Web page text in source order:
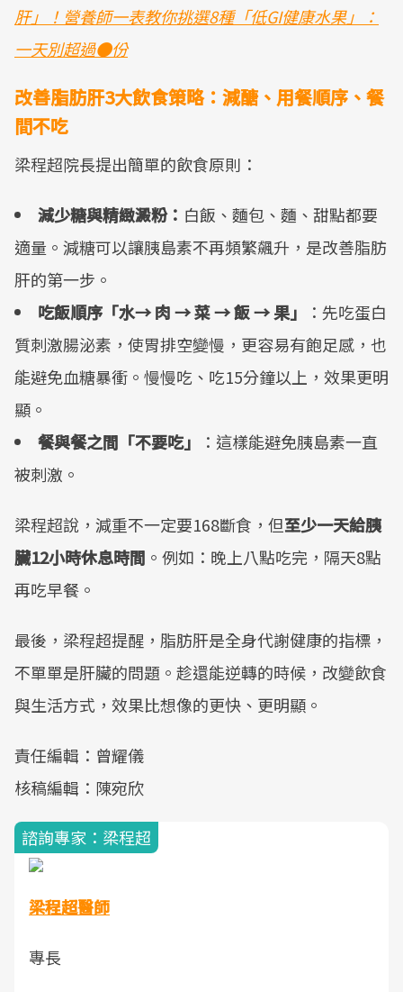
肝」！營養師一表教你挑選8種「低GI健康水果」：
一天別超過●份
改善脂肪肝3大飲食策略：減醣、用餐順序、餐
間不吃
梁程超院長提出簡單的飲食原則：
減少糖與精緻澱粉： 白飯、麵包、麵、甜點都要
適量。減糖可以讓胰島素不再頻繁飆升，是改善脂肪
肝的第一步。
吃飯順序「水→ 肉 → 菜 → 飯 → 果」
：先吃蛋白
質刺激腸泌素，使胃排空變慢，更容易有飽足感，也
能避免血糖暴衝。慢慢吃、吃15分鐘以上，效果更明
顯。
餐與餐之間「不要吃」
：這樣能避免胰島素一直
被刺激。
梁程超說，減重不一定要168斷食，但至少一天給胰
臟12小時休息時間 。例如：晚上八點吃完，隔天8點
再吃早餐。
最後，梁程超提醒，脂肪肝是全身代謝健康的指標，
不單單是肝臟的問題。趁還能逆轉的時候，改變飲食
與生活方式，效果比想像的更快、更明顯。
責任編輯：曾耀儀
核稿編輯：陳宛欣
諮詢專家：梁程超
梁程超醫師
專長